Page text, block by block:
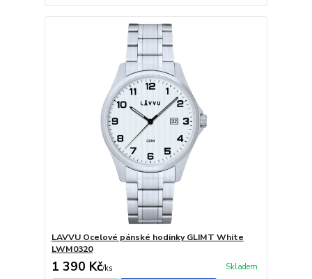
LAVVU Ocelové pánské hodinky GLIMT White
LWM0320
1 390 Kč/ks Skladem